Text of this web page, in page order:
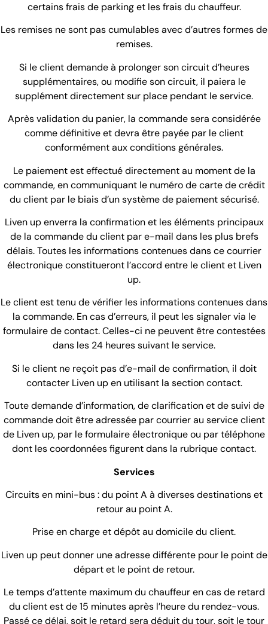
certains frais de parking et les frais du chauffeur.
Les remises ne sont pas cumulables avec d’autres formes de
remises.
Si le client demande à prolonger son circuit d’heures
supplémentaires, ou modifie son circuit, il paiera le
supplément directement sur place pendant le service.
Après validation du panier, la commande sera considérée
comme définitive et devra être payée par le client
conformément aux conditions générales.
Le paiement est effectué directement au moment de la
commande, en communiquant le numéro de carte de crédit
du client par le biais d’un système de paiement sécurisé.
Liven up enverra la confirmation et les éléments principaux
de la commande du client par e-mail dans les plus brefs
délais. Toutes les informations contenues dans ce courrier
électronique constitueront l’accord entre le client et Liven
up.
Le client est tenu de vérifier les informations contenues dans
la commande. En cas d’erreurs, il peut les signaler via le
formulaire de contact. Celles-ci ne peuvent être contestées
dans les 24 heures suivant le service.
Si le client ne reçoit pas d’e-mail de confirmation, il doit
contacter Liven up en utilisant la section contact.
Toute demande d’information, de clarification et de suivi de
commande doit être adressée par courrier au service client
de Liven up, par le formulaire électronique ou par téléphone
dont les coordonnées figurent dans la rubrique contact.
Services
Circuits en mini-bus : du point A à diverses destinations et
retour au point A.
Prise en charge et dépôt au domicile du client.
Liven up peut donner une adresse différente pour le point de
départ et le point de retour.
Le temps d’attente maximum du chauffeur en cas de retard
du client est de 15 minutes après l’heure du rendez-vous.
Passé ce délai, soit le retard sera déduit du tour, soit le tour